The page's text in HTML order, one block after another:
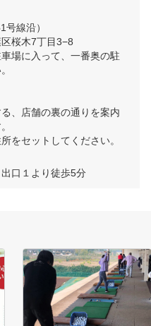
線沿）
桜木7丁目3−8
場に入って、一番奥の駐
、店舗の裏の通りを案内
をセットしてください。
口１より徒歩5分